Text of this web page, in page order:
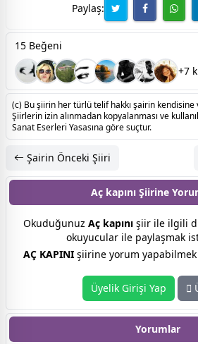
Paylaş:
15 Beğeni
+7
(c) Bu şiirin her türlü telif hakkı şairin
Şiirlerin izin alınmadan kopyalanması ve
Sanat Eserleri Yasasına göre suçtur.
Şairin Önceki Şiiri
Aç kapını Şiirine
Okuduğunuz Aç kapını şiir ile ilgili
okuyucular ile paylaşmak
AÇ KAPINI şiirine yorum yapabilmek
Üyelik Girişi Yap
Yorumlar